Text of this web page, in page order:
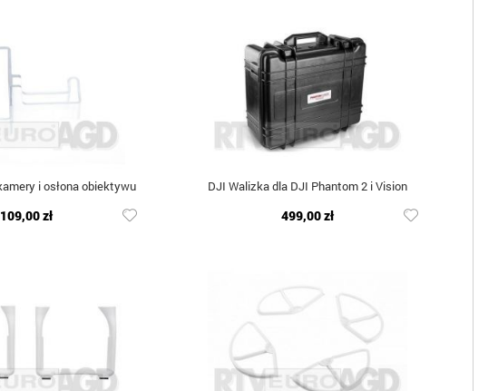
i osłona obiektywu
109,00 zł
DJI Walizka dla DJI Phantom 2 i Vision
499,00 zł